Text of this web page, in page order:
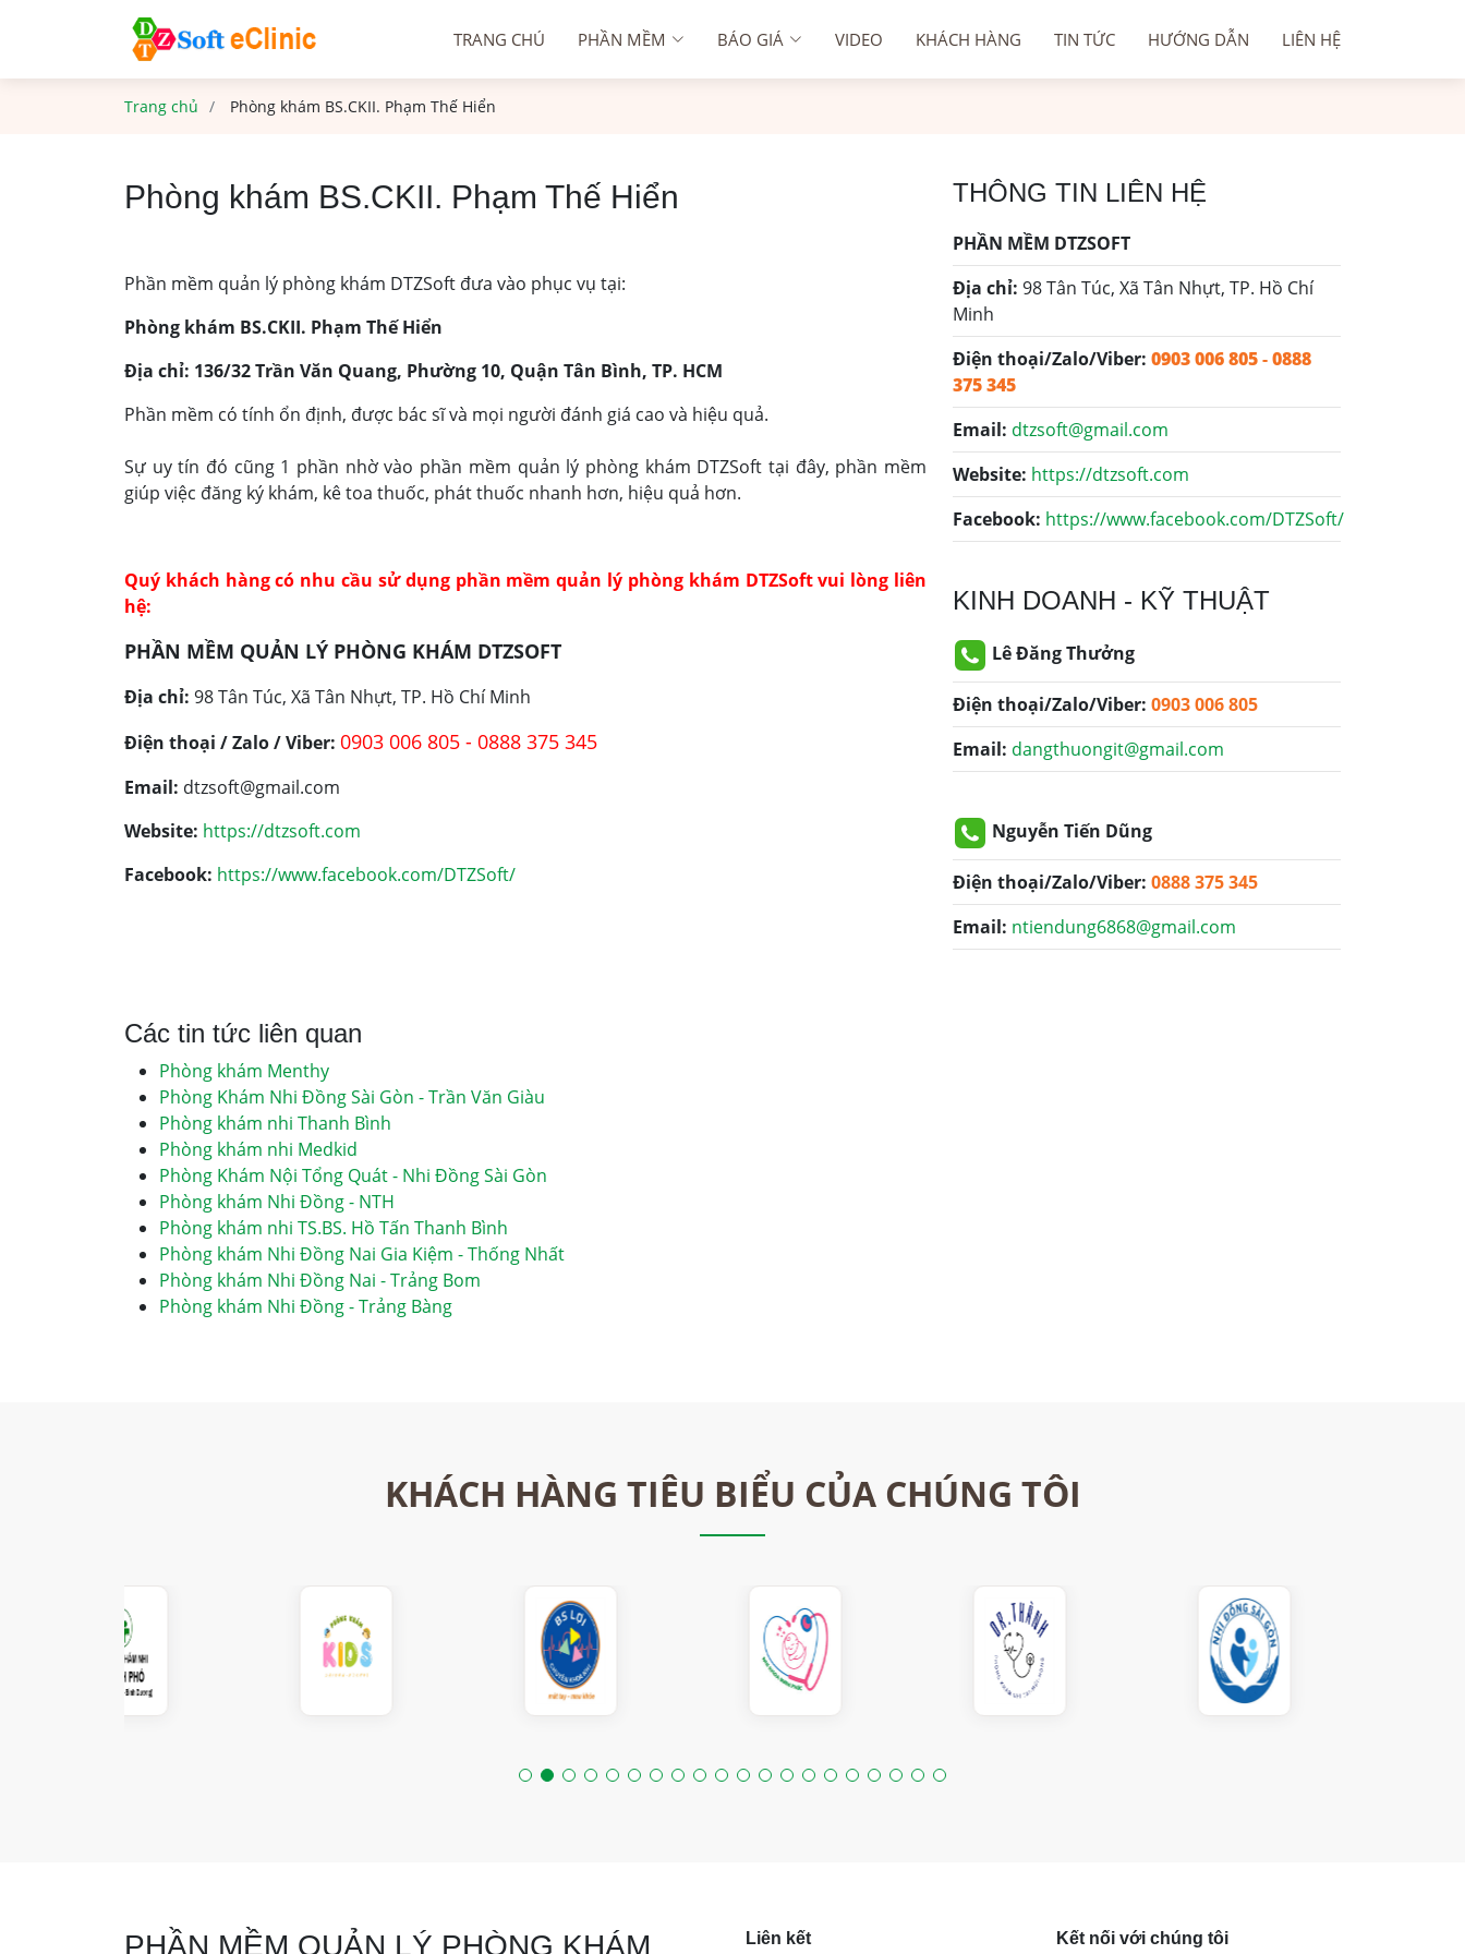
TRANG CHÚ PHẦN MỀM BÁO GIÁ VIDEO KHÁCH HÀNG TIN TỨC HƯỚNG DẪN LIÊN HỆ
Trang chủ Phòng khám BS.CKII. Phạm Thế Hiển
Phòng khám BS.CKII. Phạm Thế Hiển
Phần mềm quản lý phòng khám DTZSoft đưa vào phục vụ tại:
Phòng khám BS.CKII. Phạm Thế Hiển
Địa chỉ: 136/32 Trần Văn Quang, Phường 10, Quận Tân Bình, TP. HCM
Phần mềm có tính ổn định, được bác sĩ và mọi người đánh giá cao và hiệu quả.
Sự uy tín đó cũng 1 phần nhờ vào phần mềm quản lý phòng khám DTZSoft tại đây, phần mềm
giúp việc đăng ký khám, kê toa thuốc, phát thuốc nhanh hơn, hiệu quả hơn.
Quý khách hàng có nhu cầu sử dụng phần mềm quản lý phòng khám DTZSoft vui lòng liên
hệ:
PHẦN MỀM QUẢN LÝ PHÒNG KHÁM DTZSOFT
Địa chỉ: 98 Tân Túc, Xã Tân Nhựt, TP. Hồ Chí Minh
Điện thoại / Zalo / Viber: 0903 006 805 - 0888 375 345
Email: dtzsoft@gmail.com
Website: https://dtzsoft.com
Facebook: https://www.facebook.com/DTZSoft/
Các tin tức liên quan
Phòng khám Menthy
Phòng Khám Nhi Đồng Sài Gòn - Trần Văn Giàu
Phòng khám nhi Thanh Bình
Phòng khám nhi Medkid
Phòng Khám Nội Tổng Quát - Nhi Đồng Sài Gòn
Phòng khám Nhi Đồng - NTH
Phòng khám nhi TS.BS. Hồ Tấn Thanh Bình
Phòng khám Nhi Đồng Nai Gia Kiệm - Thống Nhất
Phòng khám Nhi Đồng Nai - Trảng Bom
Phòng khám Nhi Đồng - Trảng Bàng
THÔNG TIN LIÊN HỆ
PHẦN MỀM DTZSOFT
Địa chỉ: 98 Tân Túc, Xã Tân Nhựt, TP. Hồ Chí
Minh
Điện thoại/Zalo/Viber: 0903 006 805-0888
375 345
Email: dtzsoft@gmail.com
Website: https://dtzsoft.com
Facebook: https://www.facebook.com/DTZSoft/
KINH DOANH - KỸ THUẬT
Lê Đăng Thưởng
Điện thoại/Zalo/Viber: 0903 006 805
Email: dangthuongit@gmail.com
Nguyễn Tiến Dũng
Điện thoại/Zalo/Viber: 0888 375 345
Email: ntiendung6868@gmail.com
KHÁCH HÀNG TIÊU BIỂU CỦA CHÚNG TÔI
PHẦN MỀM QUẢN LÝ PHÒNG KHÁM Liên kết Kết nối với chúng tôi